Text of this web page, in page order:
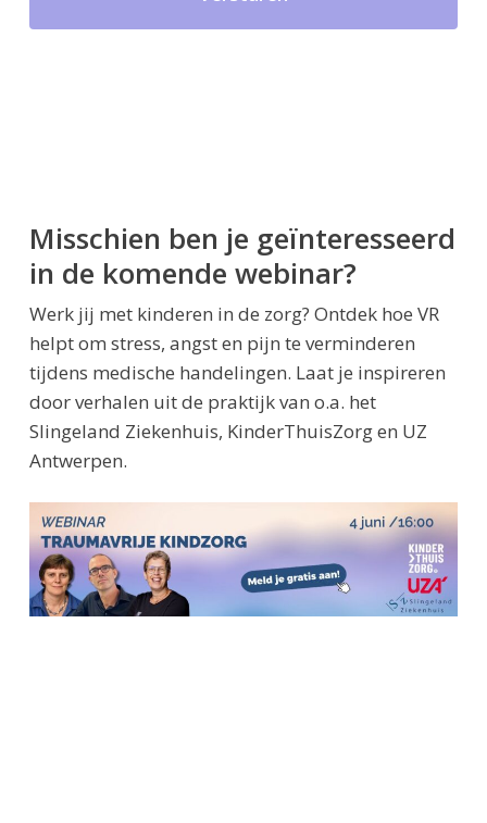
Misschien ben je geïnteresseerd
in de komende webinar?
Werk jij met kinderen in de zorg? Ontdek hoe VR
helpt om stress, angst en pijn te verminderen
tijdens medische handelingen. Laat je inspireren
door verhalen uit de praktijk van o.a. het
Slingeland Ziekenhuis, KinderThuisZorg en UZ
Antwerpen.